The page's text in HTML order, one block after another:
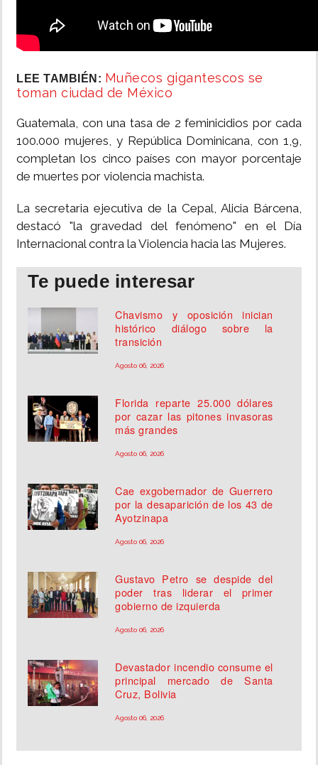
LEE TAMBIÉN: Muñecos gigantescos se
toman ciudad de México
Guatemala, con una tasa de 2 feminicidios por cada
100.000 mujeres, y República Dominicana, con 1,9,
completan los cinco países con mayor porcentaje
de muertes por violencia machista.
La secretaria ejecutiva de la Cepal, Alicia Bárcena,
destacó "la gravedad del fenómeno" en el Día
Internacional contra la Violencia hacia las Mujeres.
Te puede interesar
Chavismo y oposición inician
histórico diálogo sobre la
transición
Agosto 06, 2026
Florida reparte 25.000 dólares
por cazar las pitones invasoras
más grandes
Agosto 06, 2026
Cae exgobernador de Guerrero
por la desaparición de los 43 de
Ayotzinapa
Agosto 06, 2026
Gustavo Petro se despide del
poder tras liderar el primer
gobierno de izquierda
Agosto 06, 2026
Devastador incendio consume el
principal mercado de Santa
Cruz, Bolivia
Agosto 06, 2026